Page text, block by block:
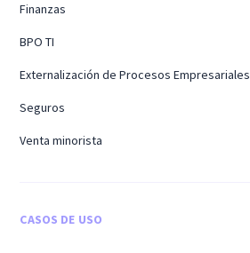
Finanzas
BPO TI
Externalización de Procesos Empresariales
Seguros
Venta minorista
CASOS DE USO